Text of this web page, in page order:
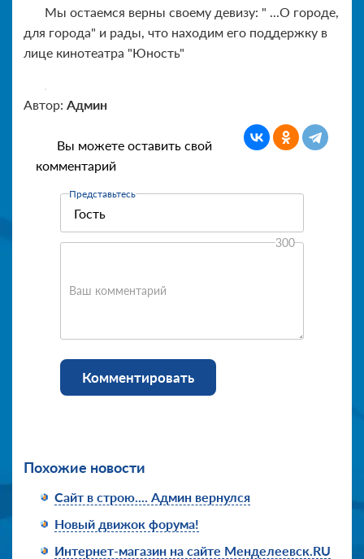
Мы остаемся верны своему девизу: " ...О городе,
для города" и рады, что находим его поддержку в
лице кинотеатра "Юность"
Автор: Админ
Вы можете оставить свой
комментарий
Представьтесь
Ваш комментарий
300
Комментировать
Похожие новости
Сайт в строю.... Админ вернулся
Новый движок форума!
Интернет-магазин на сайте Менделеевск.RU